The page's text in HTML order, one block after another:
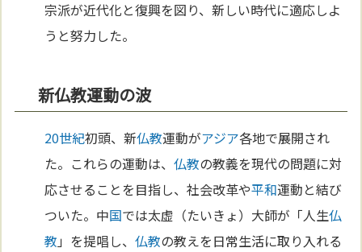
宗派が近代化と復興を図り、新しい時代に適応しよ
うと努力した。
新仏教運動の波
20世紀初頭、新仏教運動がアジア各地で展開され
た。これらの運動は、仏教の教義を現代の問題に対
応させることを目指し、社会改革や平和運動と結び
ついた。中国では太虚（たいきょ）大師が「人生仏
教 」を提唱し、仏教の教えを日常生活に取り入れる